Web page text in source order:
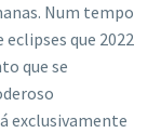
Num tempo
que 2022
que se
exclusivamente